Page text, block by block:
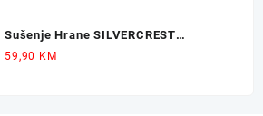
was:
Hrane SILVERCREST
350W
Original
59,90 KMCurrent